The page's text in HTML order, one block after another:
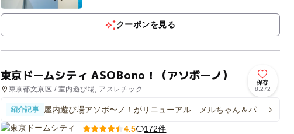
になれる、家族みんながヒーローになれる体験がここにあり
ます。 ...
クーポンを見る
東京ドームシティ ASOBono！（アソボーノ）
東京都文京区 / 室内遊び場, アスレチック
保存
8,272
紹介記事
屋内遊び場アソボ〜ノ！がリニューアル メルちゃん＆パウ
4.5
172件